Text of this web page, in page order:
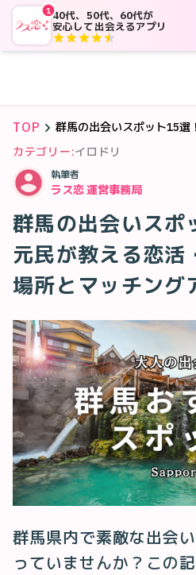
140代、50代、60代が
安心して出会えるアプリ
TOP
群馬の出会いスポット15選
カテゴリー:イロドリ
執筆者
ラス恋 運営事務局
群馬の出会いスポ
元民が教える恋活
場所とマッチング
群馬県内で素敵な出会
っていませんか？この